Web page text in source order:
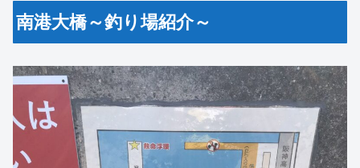
南港大橋～釣り場紹介～